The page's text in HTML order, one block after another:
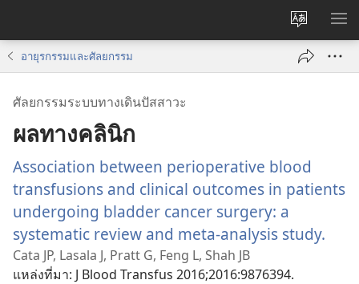
เปลี่ยน
ภาษา
แส
อายุรกรรมและศัลยกรรม
ศัลยกรรมระบบทางเดินปัสสาวะ
ผลทางคลินิก
Association between perioperative blood
transfusions and clinical outcomes in patients
undergoing bladder cancer surgery: a
systematic review and meta-analysis study.
Cata JP, Lasala J, Pratt G, Feng L, Shah JB
แหล่งที่มา‎: J Blood Transfus 2016;2016:9876394.